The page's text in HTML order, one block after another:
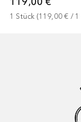
1 Stück (119,00 € / 1